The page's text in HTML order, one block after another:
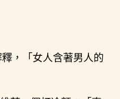
釋，「女人含著男人的